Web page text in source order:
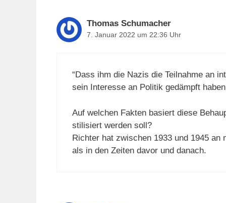
Thomas Schumacher
7. Januar 2022 um 22:36 Uhr
“Dass ihm die Nazis die Teilnahme an
sein Interesse an Politik gedämpft
Auf welchen Fakten basiert diese
stilisiert werden soll?
Richter hat zwischen 1933 und 1945 an
als in den Zeiten davor und danach.